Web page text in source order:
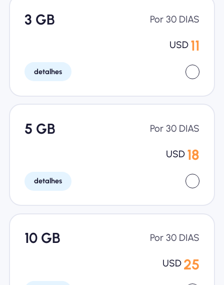
3 GB Por 30 DIAS
USD 11
detalhes
5 GB Por 30 DIAS
USD 18
detalhes
10 GB Por 30 DIAS
USD 25